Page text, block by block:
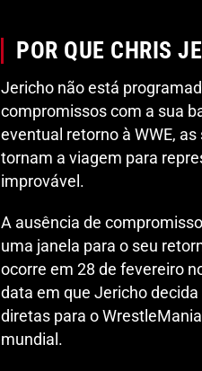
POR QUE CHRIS
Jericho não está
compromissos com a sua
eventual retorno à WWE,
tornam a viagem para
improvável.
A ausência de
uma janela para o seu
ocorre em 28 de fevereiro
data em que Jericho
diretas para o
mundial.